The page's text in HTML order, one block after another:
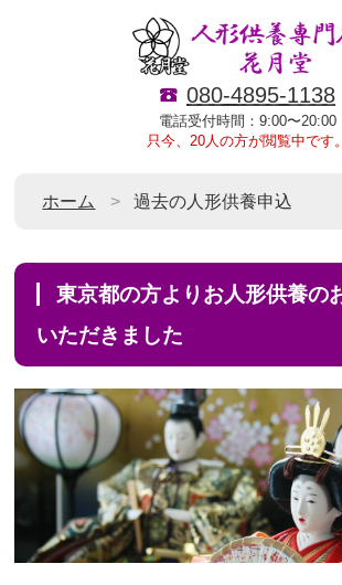
080-4895-1138
電話受付時間：9:00〜20:00
只今、20人の方が閲覧中です。
ホーム 過去の人形供養申込
東京都の方よりお人形供養のお申し込みを
いただきました